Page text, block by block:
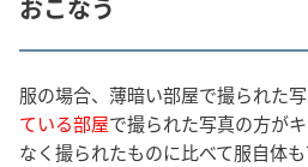
おこなう
服の場合、薄暗い部屋で撮られた
ている部屋で撮られた写真の方が
なく撮られたものに比べて服自体